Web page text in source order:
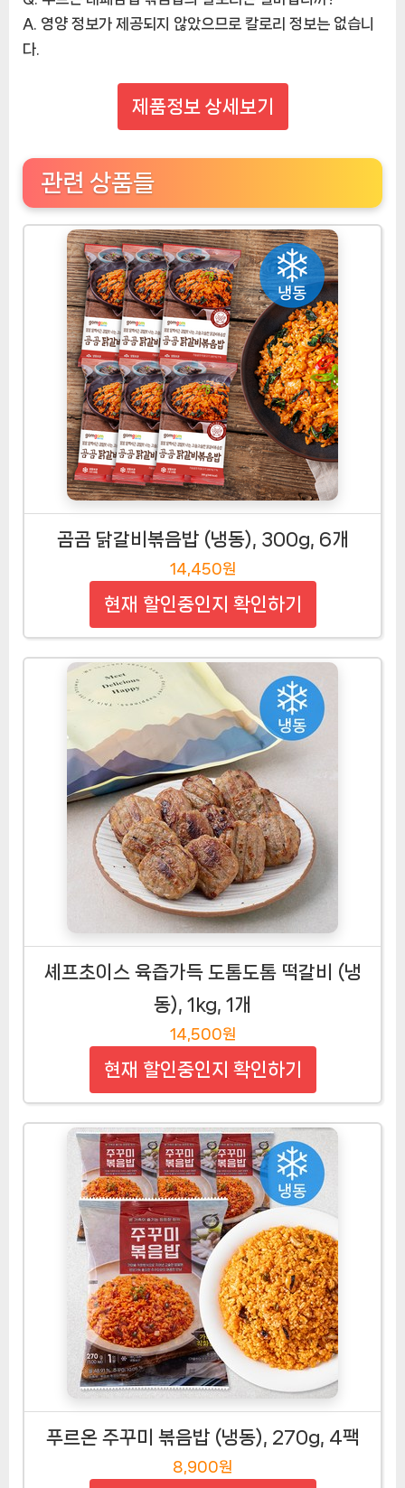
A. 영양 정보가 제공되지 않았으므로 칼로리 정보는 없습니
다.
제품정보 상세보기
관련 상품들
곰곰 닭갈비볶음밥 (냉동), 300g, 6개
14,450원
현재 할인중인지 확인하기
셰프초이스 육즙가득 도톰도톰 떡갈비 (냉
동), 1kg, 1개
14,500원
현재 할인중인지 확인하기
푸르온 주꾸미 볶음밥 (냉동), 270g, 4팩
8,900원